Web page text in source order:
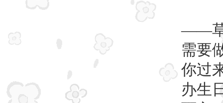
——草
需要
你过
办生